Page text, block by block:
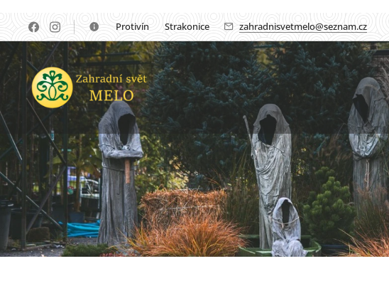
🏡Protivín 🏡 Strakonice zahradnisvetmelo@seznam.cz